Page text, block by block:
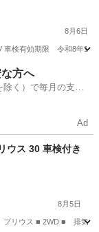
8月6日
車検有効期限 令和8年
な方へ
く）で毎月の支払
Ad
ウス 30 車検付き
8月5日
リウス ■ 2WD ■ 排気